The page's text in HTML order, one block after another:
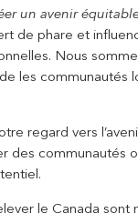
un avenir
de phare et
Nous
les communautés
regard vers
des communautés
le Canada sont